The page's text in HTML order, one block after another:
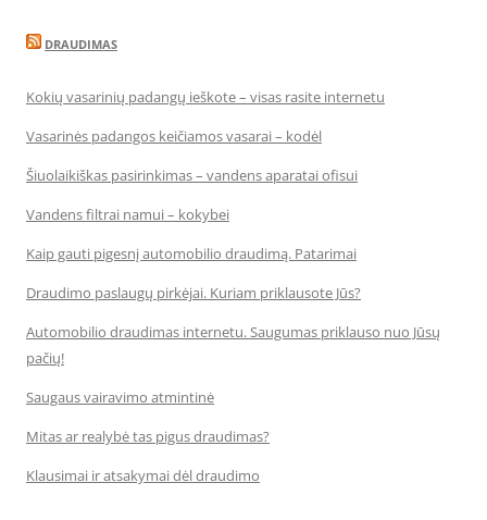
DRAUDIMAS
Kokių vasarinių padangų ieškote – visas rasite internetu
Vasarinės padangos keičiamos vasarai – kodėl
Šiuolaikiškas pasirinkimas – vandens aparatai ofisui
Vandens filtrai namui – kokybei
Kaip gauti pigesnį automobilio draudimą. Patarimai
Draudimo paslaugų pirkėjai. Kuriam priklausote Jūs?
Automobilio draudimas internetu. Saugumas priklauso nuo Jūsų
pačių!
Saugaus vairavimo atmintinė
Mitas ar realybė tas pigus draudimas?
Klausimai ir atsakymai dėl draudimo